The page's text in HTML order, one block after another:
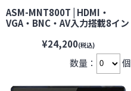
ASM-MNT800T | HDMI・
VGA・BNC・AV入力搭載8イン
【VESA75】【防犯カメラ】
【監視カメラ】【セキュリティ
¥24,200(税込)
数量： 個